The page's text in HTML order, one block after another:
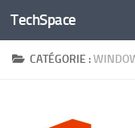
Skip to content
TechSpace
CATÉGORIE :